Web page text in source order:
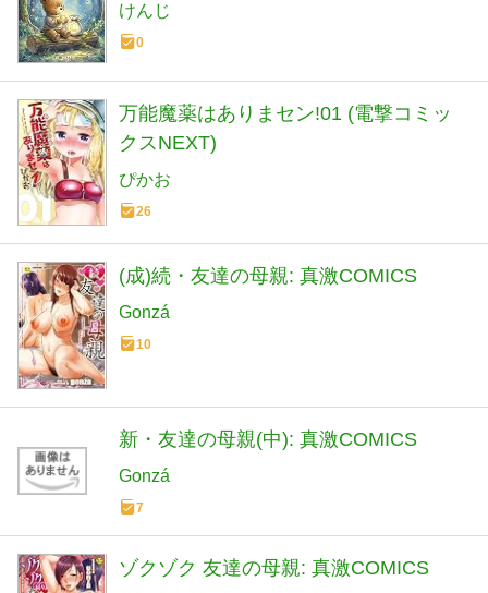
けんじ
0
万能魔薬はありまセン!01 (電撃コミッ
クスNEXT)
ぴかお
26
(成)続・友達の母親: 真激COMICS
Gonzá
10
新・友達の母親(中): 真激COMICS
Gonzá
7
ゾクゾク 友達の母親: 真激COMICS